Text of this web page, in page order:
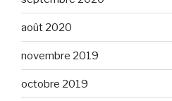
août 2020
novembre 2019
octobre 2019